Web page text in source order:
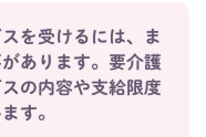
を受けるには、ま
あります。要介護
の内容や支給限度
す。